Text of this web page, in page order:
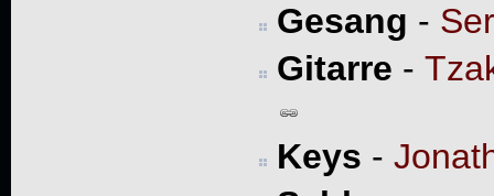
Gesang -
Gitarre -
Keys -